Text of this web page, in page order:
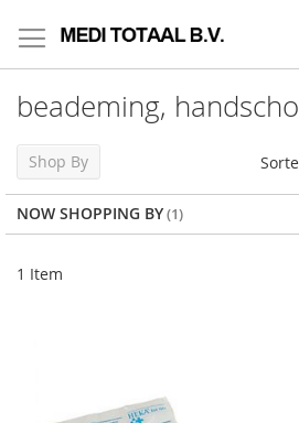
to
Content
beademing,
1 Item
Shop By
NOW SHOPPING BY